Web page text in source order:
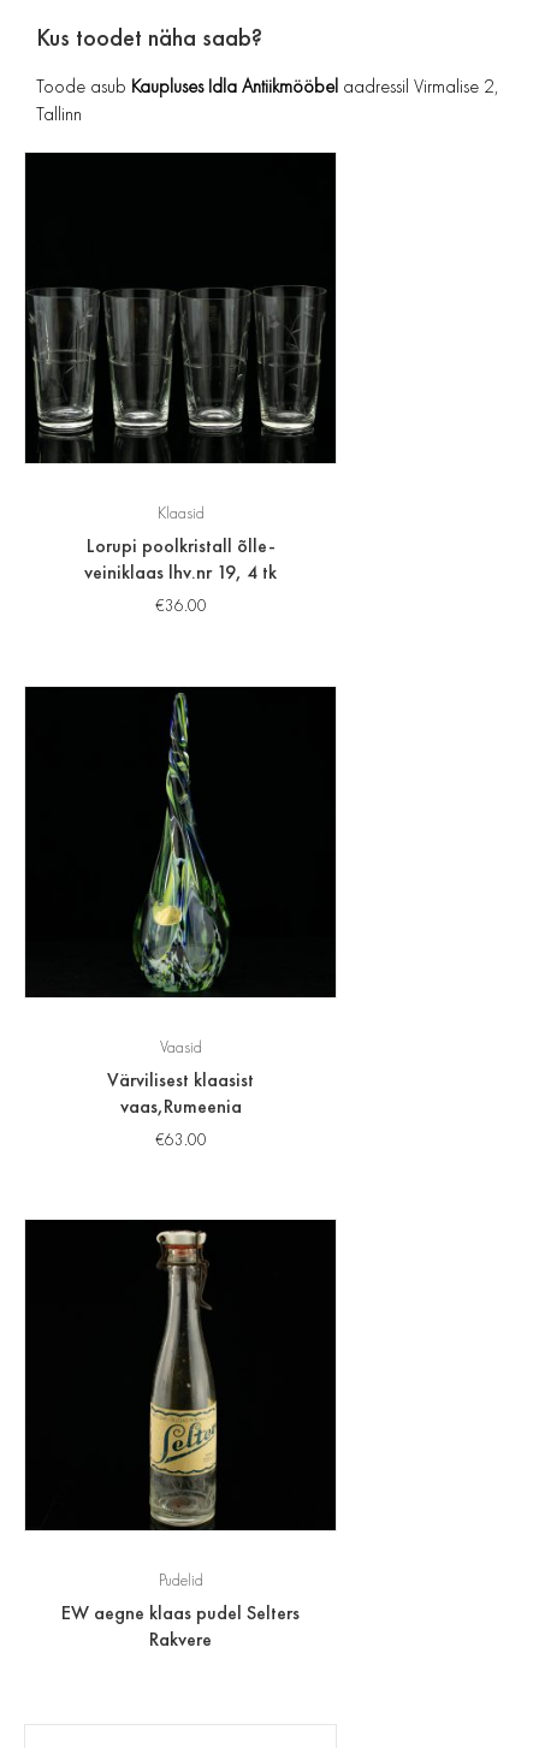
Kus toodet näha saab?
Toode asub Kaupluses Idla Antiikmööbel aadressil Virmalise 2,
Tallinn
Klaasid
Lorupi poolkristall õlle-
veiniklaas lhv.nr 19, 4 tk
€36.00
Vaasid
Värvilisest klaasist
vaas,Rumeenia
€63.00
Pudelid
EW aegne klaas pudel Selters
Rakvere